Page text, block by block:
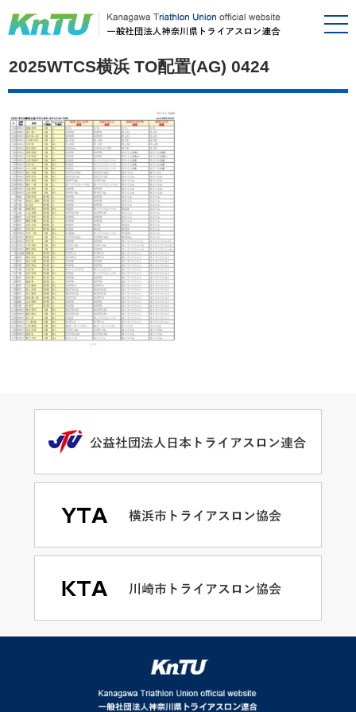
2025WTCS横浜 TO配置(AG) 0424